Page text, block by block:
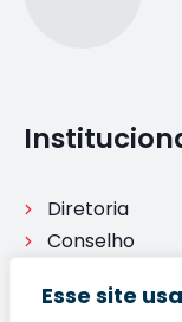
Esse site
Diretoria
Conselho
Legislação